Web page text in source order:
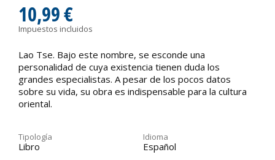
10,99 €
Impuestos incluidos
Lao Tse. Bajo este nombre, se esconde una
personalidad de cuya existencia tienen duda los
grandes especialistas. A pesar de los pocos datos
sobre su vida, su obra es indispensable para la cultura
oriental.
Tipología
Libro
Idioma
Español